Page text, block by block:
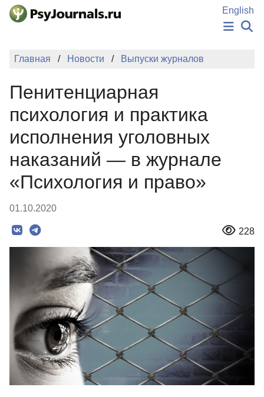
Перейти к основному содержанию
English
НОВОСТИ
ПОДАТЬ РУКОПИСЬ
КЛЮЧЕВЫЕ СЛОВА
Регистрация
Вход
Главная Новости Выпуски журналов
Пенитенциарная
психология и практика
исполнения уголовных
наказаний — в журнале
«Психология и право»
01.10.2020
228